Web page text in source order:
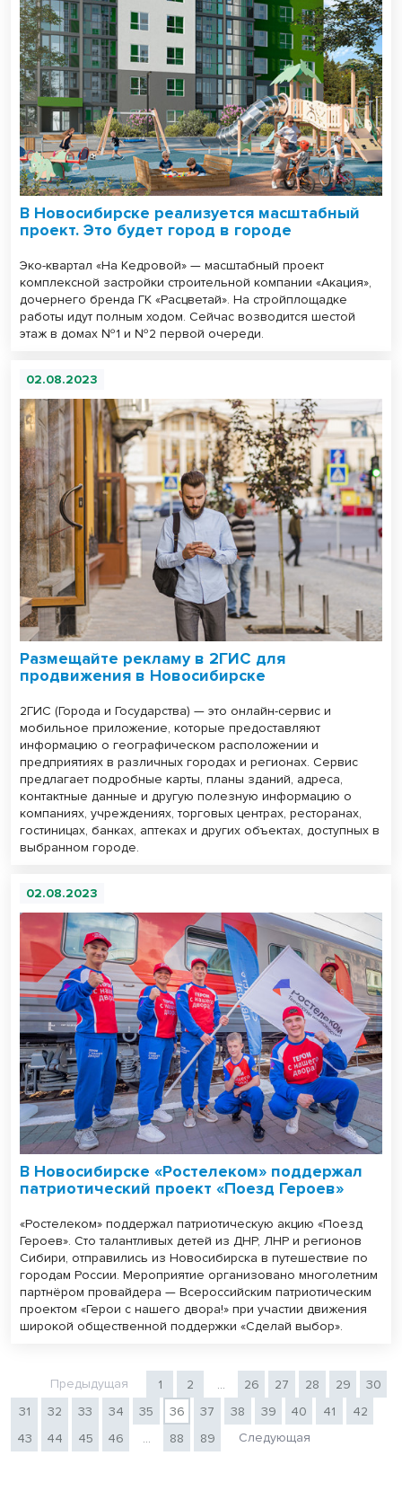
В Новосибирске реализуется масштабный
проект. Это будет город в городе
Эко-квартал «На Кедровой» — масштабный проект
комплексной застройки строительной компании «Акация»,
дочернего бренда ГК «Расцветай». На стройплощадке
работы идут полным ходом. Сейчас возводится шестой
этаж в домах №1 и №2 первой очереди.
02.08.2023
Размещайте рекламу в 2ГИС для
продвижения в Новосибирске
2ГИС (Города и Государства) — это онлайн-сервис и
мобильное приложение, которые предоставляют
информацию о географическом расположении и
предприятиях в различных городах и регионах. Сервис
предлагает подробные карты, планы зданий, адреса,
контактные данные и другую полезную информацию о
компаниях, учреждениях, торговых центрах, ресторанах,
гостиницах, банках, аптеках и других объектах, доступных в
выбранном городе.
02.08.2023
В Новосибирске «Ростелеком» поддержал
патриотический проект «Поезд Героев»
«Ростелеком» поддержал патриотическую акцию «Поезд
Героев». Сто талантливых детей из ДНР, ЛНР и регионов
Сибири, отправились из Новосибирска в путешествие по
городам России. Мероприятие организовано многолетним
партнёром провайдера — Всероссийским патриотическим
проектом «Герои с нашего двора!» при участии движения
широкой общественной поддержки «Сделай выбор».
Предыдущая 1 2 ... 26 27 28 29
30
31
32 33 34 35 36 37 38 39 40 41
42
43
44 45 46 ... 88 89 Следующая